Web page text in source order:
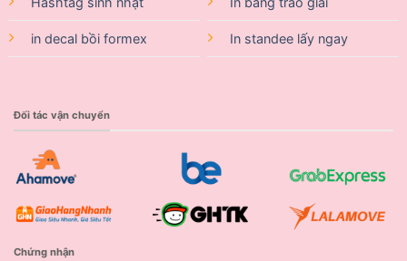
in decal bồi formex In standee lấy ngay
Đối tác vận chuyển
Chứng nhận